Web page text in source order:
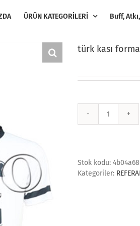
ÜRÜN KATEGORİLERİ Buff,
türk kası forma
türk
Stok kodu:
Kategoriler: